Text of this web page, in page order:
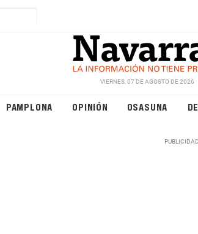
VIERNES, 07 DE AGOSTO DE 2026
PAMPLONA OPINIÓN OSASUNA